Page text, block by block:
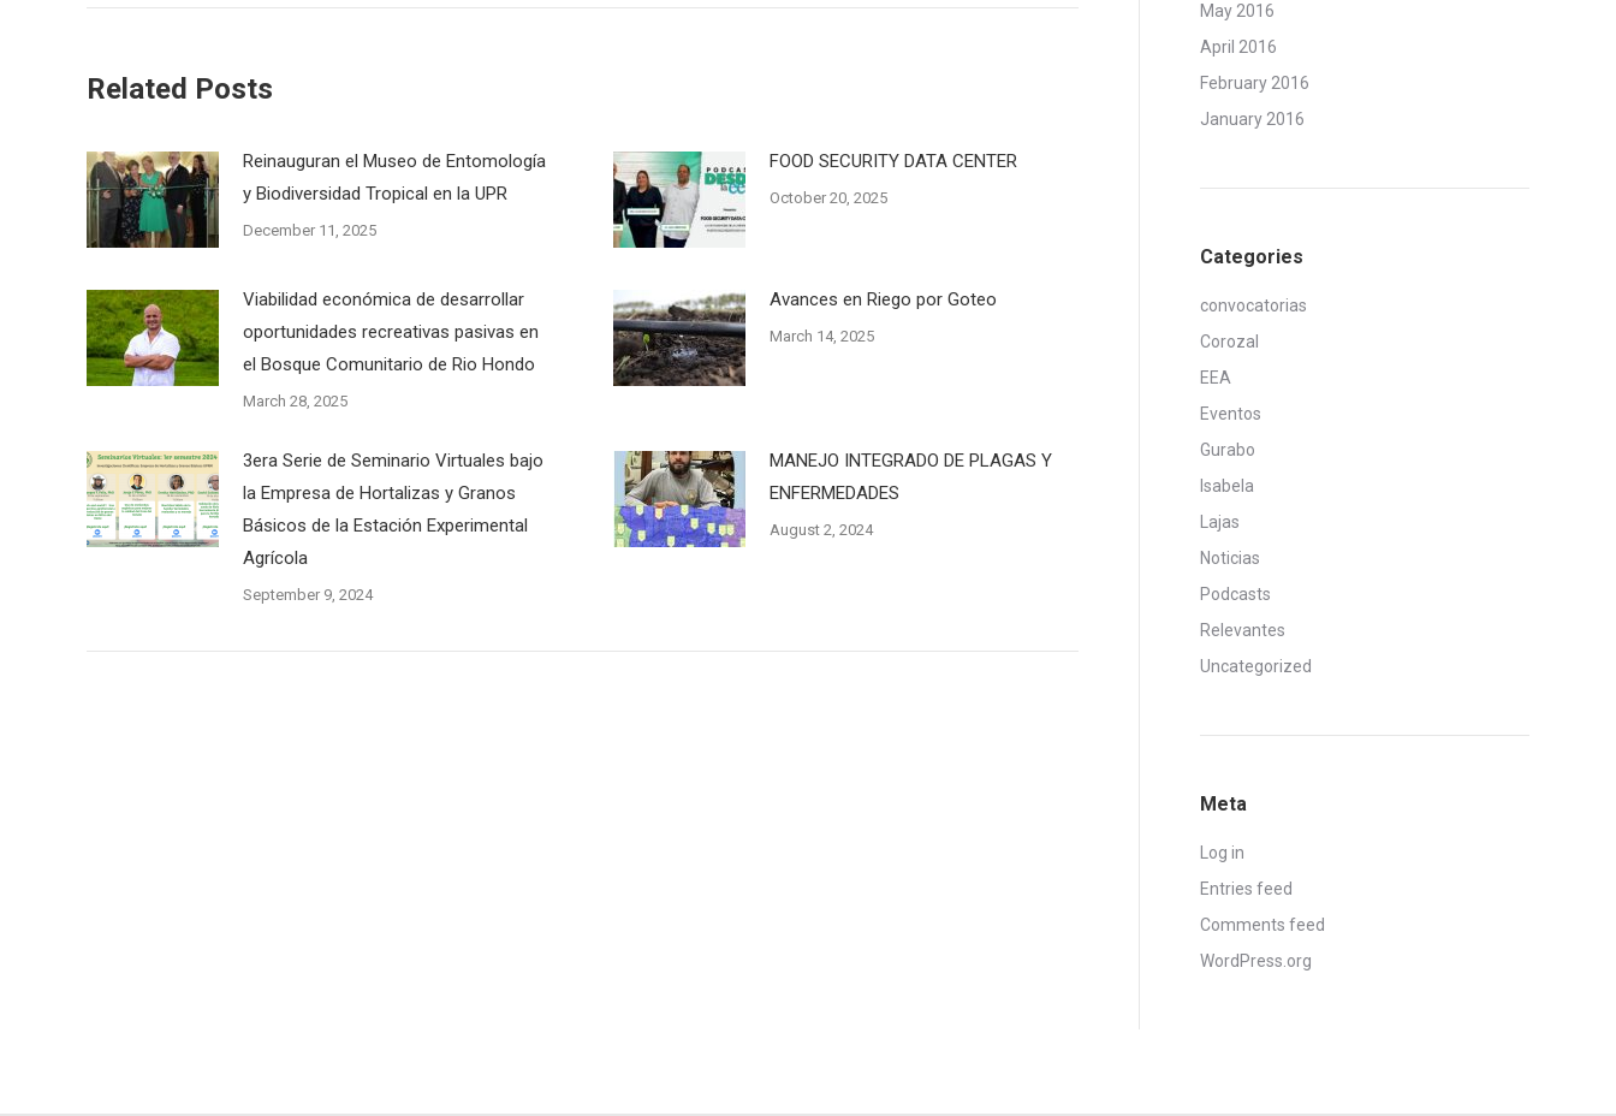
Related Posts
Reinauguran el Museo de Entomología
y Biodiversidad Tropical en la UPR
December 11, 2025
FOOD SECURITY DATA CENTER
October 20, 2025
Viabilidad económica de desarrollar
oportunidades recreativas pasivas en
el Bosque Comunitario de Rio Hondo
March 28, 2025
Avances en Riego por Goteo
March 14, 2025
3era Serie de Seminario Virtuales bajo
la Empresa de Hortalizas y Granos
Básicos de la Estación Experimental
Agrícola
September 9, 2024
MANEJO INTEGRADO DE PLAGAS Y
ENFERMEDADES
August 2, 2024
May 2016
April 2016
February 2016
January 2016
Categories
convocatorias
Corozal
EEA
Eventos
Gurabo
Isabela
Lajas
Noticias
Podcasts
Relevantes
Uncategorized
Meta
Log in
Entries feed
Comments feed
WordPress.org